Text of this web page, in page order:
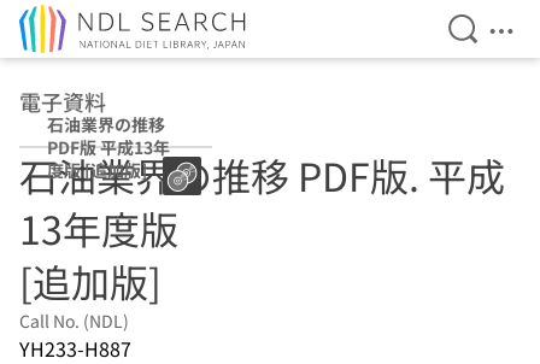
Open
電子資料
石油業界の推移
PDF版 平成13年
度版 [追加版]
石油業界の推移 PDF版. 平成
13年度版
[追加版]
Call No. (NDL)
YH233-H887